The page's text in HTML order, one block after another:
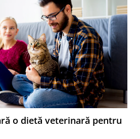
o dietă veterinară pentru